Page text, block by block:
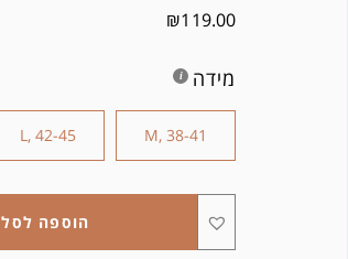
₪119.00
מידה
M, 38-41
L, 42-45
הוספה לסל